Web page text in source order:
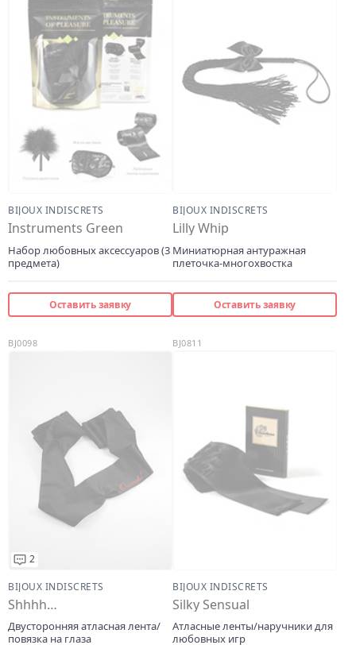
BIJOUX INDISCRETS
Instruments Green
Набор любовных аксессуаров (3
предмета)
Оставить заявку
BIJOUX INDISCRETS
Lilly Whip
Миниатюрная антуражная
плеточка-многохвостка
Оставить заявку
2
BIJOUX INDISCRETS
Shhhh…
Двусторонняя атласная лента/
повязка на глаза
BJ0098
BIJOUX INDISCRETS
Silky Sensual
Атласные ленты/наручники для
любовных игр
BJ0811